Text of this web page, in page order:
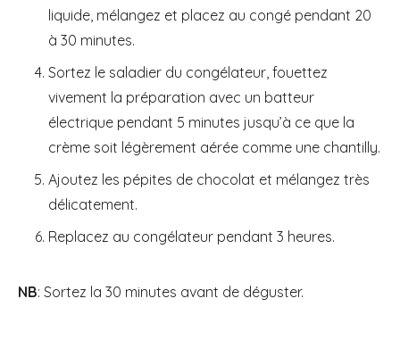
liquide, mélangez et placez au congé pendant 20
à 30 minutes.
Sortez le saladier du congélateur, fouettez
vivement la préparation avec un batteur
électrique pendant 5 minutes jusqu’à ce que la
crème soit légèrement aérée comme une chantilly.
Ajoutez les pépites de chocolat et mélangez très
délicatement.
Replacez au congélateur pendant 3 heures.
NB: Sortez la 30 minutes avant de déguster.